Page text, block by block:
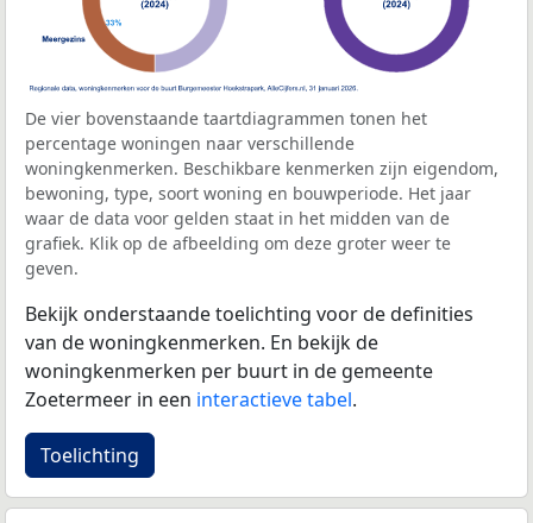
De vier bovenstaande taartdiagrammen tonen het
percentage woningen naar verschillende
woningkenmerken. Beschikbare kenmerken zijn eigendom,
bewoning, type, soort woning en bouwperiode. Het jaar
waar de data voor gelden staat in het midden van de
grafiek. Klik op de afbeelding om deze groter weer te
geven.
Bekijk onderstaande toelichting voor de definities
van de woningkenmerken. En bekijk de
woningkenmerken per buurt in de gemeente
Zoetermeer in een interactieve tabel.
Toelichting